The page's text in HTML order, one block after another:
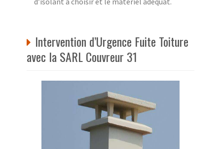
Intervention d’Urgence Fuite Toiture
avec la SARL Couvreur 31